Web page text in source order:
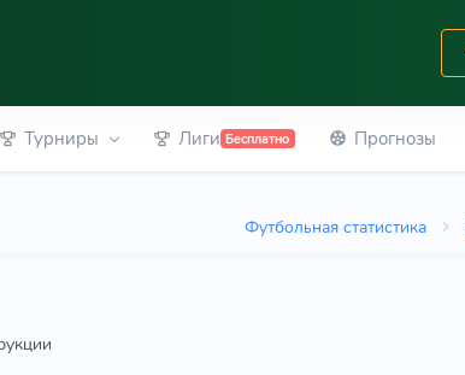
Турниры Лиги Бесплатно Прогнозы
Футбольная статистика